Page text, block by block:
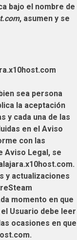
bajo el nombre de
, asumen y se
sea persona
la aceptación
y cada una de las
en el Aviso
con las
Aviso Legal, se
.
y actualizaciones
momento en que
Usuario debe leer
ocasiones en que
.